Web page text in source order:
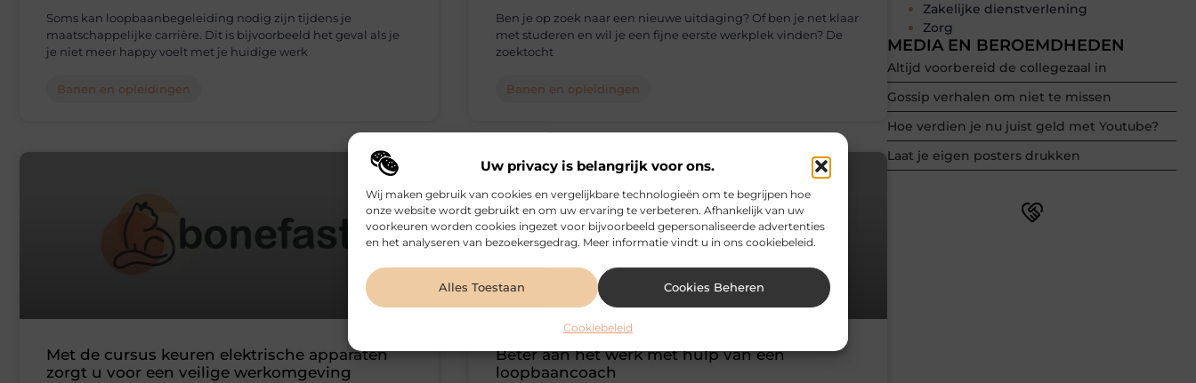
Uw privacy is belangrijk voor ons.
Wij maken gebruik van cookies en vergelijkbare technologieën om te begrijpen hoe
onze website wordt gebruikt en om uw ervaring te verbeteren. Afhankelijk van uw
voorkeuren worden cookies ingezet voor bijvoorbeeld gepersonaliseerde advertenties
en het analyseren van bezoekersgedrag. Meer informatie vindt u in ons cookiebeleid.
Alles Toestaan Cookies Beheren
Cookiebeleid
Zakelijke dienstverlening
Zorg
MEDIA EN BEROEMDHEDEN
Altijd voorbereid de collegezaal in
Gossip verhalen om niet te missen
Hoe verdien je nu juist geld met Youtube?
Laat je eigen posters drukken
Soms kan loopbaanbegeleiding nodig zijn tijdens je
maatschappelijke carrière. Dit is bijvoorbeeld het geval als je
je niet meer happy voelt met je huidige werk
Banen en opleidingen
Ben je op zoek naar een nieuwe uitdaging? Of ben je net klaar
met studeren en wil je een fijne eerste werkplek vinden? De
zoektocht
Banen en opleidingen
Met de cursus keuren elektrische apparaten
zorgt u voor een veilige werkomgeving
Beter aan het werk met hulp van een
loopbaancoach